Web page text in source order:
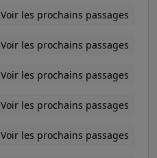
Voir les prochains passages
Voir les prochains passages
Voir les prochains passages
Voir les prochains passages
Voir les prochains passages